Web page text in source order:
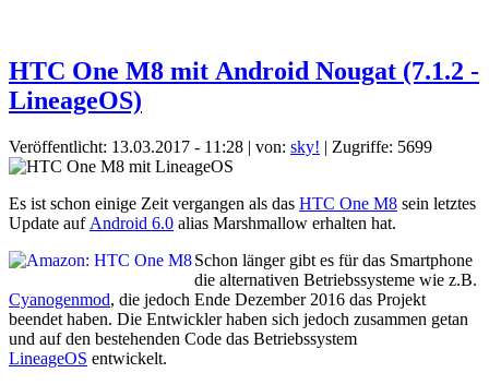
HTC One M8 mit Android Nougat (7.1.2 -
LineageOS)
Veröffentlicht: 13.03.2017 - 11:28 | von: sky! | Zugriffe: 5699
Es ist schon einige Zeit vergangen als das HTC One M8 sein letztes
Update auf Android 6.0 alias Marshmallow erhalten hat.
Schon länger gibt es für das Smartphone
die alternativen Betriebssysteme wie z.B.
Cyanogenmod, die jedoch Ende Dezember 2016 das Projekt
beendet haben. Die Entwickler haben sich jedoch zusammen getan
und auf den bestehenden Code das Betriebssystem
LineageOS entwickelt.